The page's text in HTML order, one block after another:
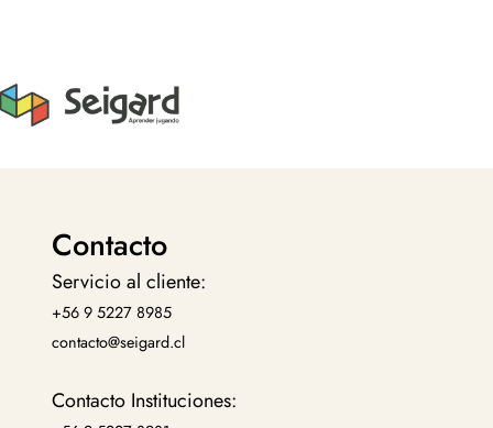
Contacto
Servicio al cliente:
+56 9 5227 8985
contacto@seigard.cl
Contacto Instituciones: